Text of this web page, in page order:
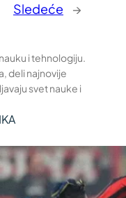
Sledeće →
i tehnologiju.
deli najnovije
svet nauke i